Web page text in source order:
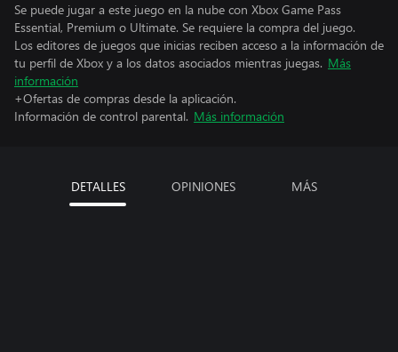
Se puede jugar a este juego en la nube con Xbox Game Pass
Essential, Premium o Ultimate. Se requiere la compra del juego.
Los editores de juegos que inicias reciben acceso a la información de
tu perfil de Xbox y a los datos asociados mientras juegas. Más
información
+Ofertas de compras desde la aplicación.
Información de control parental. Más información
DETALLES OPINIONES MÁS